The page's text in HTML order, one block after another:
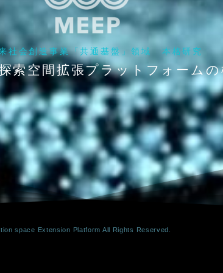
社会創造事業「共通基盤」領域 本格研究
索空間拡張プラットフォーム
space Extension Platform All Rights Reserved.